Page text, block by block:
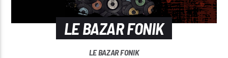
LE BAZAR FONIK
LE BAZAR FONIK